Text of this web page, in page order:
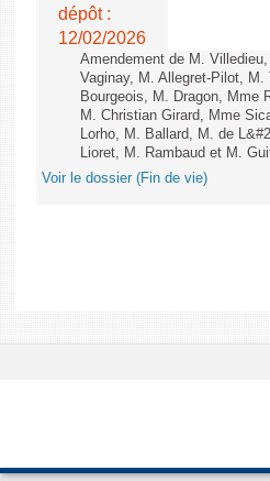
dépôt :
12/02/2026
Amendement de M.
Vaginay, M. Allegret-Pilot,
Bourgeois, M. Dragon, Mme
M. Christian Girard, Mme
Lorho, M. Ballard, M. de
Lioret, M. Rambaud et M.
Voir le dossier (Fin de vie)